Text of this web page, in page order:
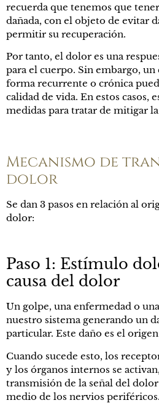
recuerda que tenemos que
dañada, con el objeto de evitar
permitir su recuperación.
Por tanto, el dolor es una
para el cuerpo. Sin embargo,
forma recurrente o crónica
calidad de vida. En estos casos,
medidas para tratar de mitigar
Mecanismo de
dolor
Se dan 3 pasos en relación al
dolor:
Paso 1: Estímulo
causa del dolor
Un golpe, una enfermedad o
nuestro sistema generando un
particular. Este daño es el
Cuando sucede esto, los
y los órganos internos se
transmisión de la señal del
medio de los nervios periféricos.